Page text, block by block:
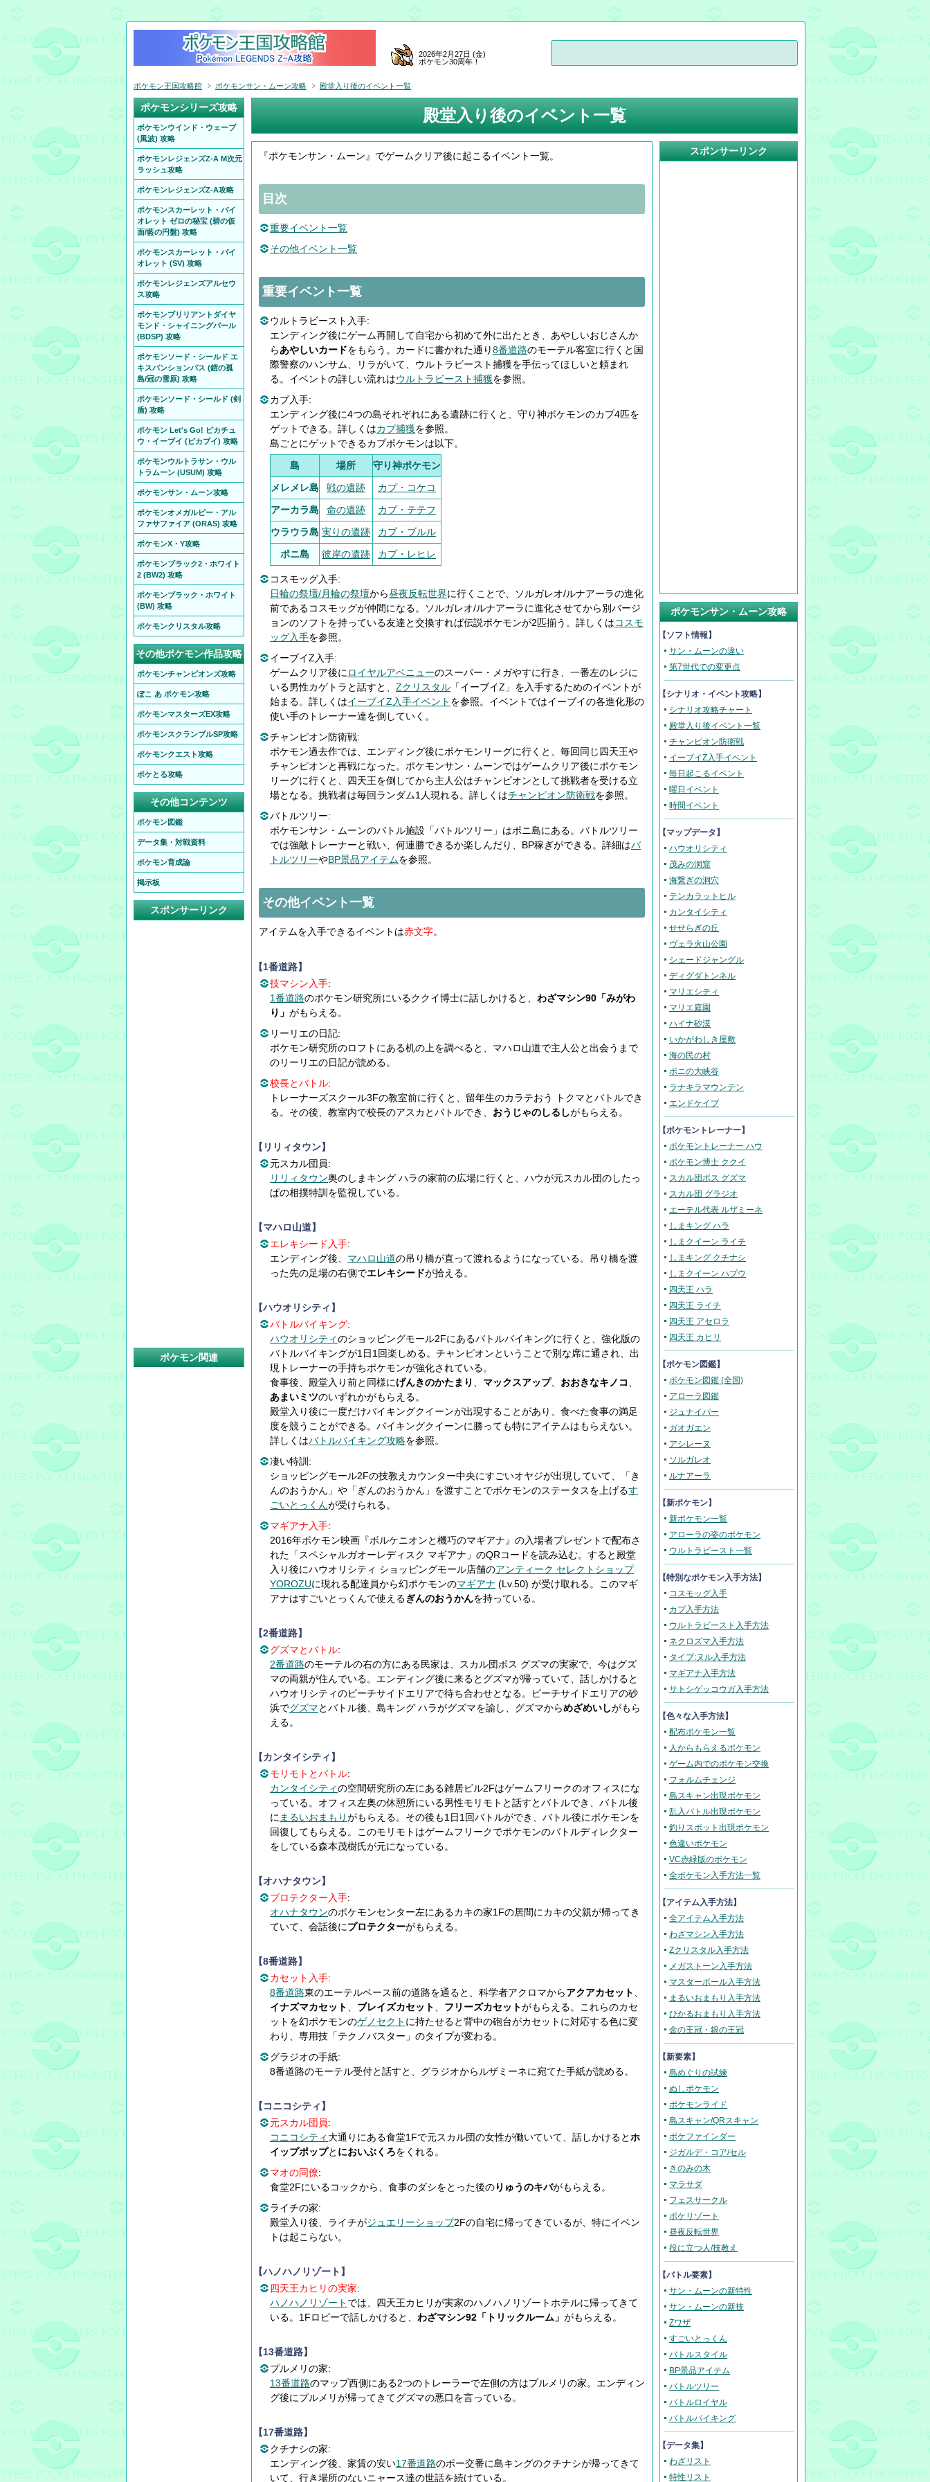
殿堂入り後のイベント一覧
『ポケモンサン・ムーン』でゲームクリア後に起こるイベント一覧。
目次
重要イベント一覧
その他イベント一覧
重要イベント一覧
ウルトラビースト入手:
エンディング後にゲーム再開して自宅から初めて外に出たとき、あやしいおじさんか
らあやしいカードをもらう。カードに書かれた通り8番道路のモーテル客室に行くと国
際警察のハンサム、リラがいて、ウルトラビースト捕獲を手伝ってほしいと頼まれ
る。イベントの詳しい流れはウルトラビースト捕獲を参照。
カプ入手:
エンディング後に4つの島それぞれにある遺跡に行くと、守り神ポケモンのカプ4匹を
ゲットできる。詳しくはカプ捕獲を参照。
島ごとにゲットできるカプポケモンは以下。
島
場所
守り神ポケモン
メレメレ島
戦の遺跡
カプ・コケコ
アーカラ島
命の遺跡
カプ・テテフ
ウラウラ島 実りの遺跡
カプ・ブルル
ポニ島
彼岸の遺跡 カプ・レヒレ
コスモッグ入手:
日輪の祭壇/月輪の祭壇から昼夜反転世界に行くことで、ソルガレオ/ルナアーラの進化
前であるコスモッグが仲間になる。ソルガレオ/ルナアーラに進化させてから別バージ
ョンのソフトを持っている友達と交換すれば伝説ポケモンが2匹揃う。詳しくはコスモ
ッグ入手を参照。
イーブイZ入手:
ゲームクリア後に ロイヤルアベニューのスーパー・メガやすに行き、一番左のレジに
いる男性カゲトラと話すと、 Zクリスタル 「イーブイZ」を入手するためのイベントが
始まる。詳しくはイーブイZ入手イベント を参照。イベントではイーブイの各進化形の
使い手のトレーナー達を倒していく。
チャンピオン防衛戦:
ポケモン過去作では、エンディング後にポケモンリーグに行くと、毎回同じ四天王や
チャンピオンと再戦になった。ポケモンサン・ムーンではゲームクリア後にポケモン
リーグに行くと、四天王を倒してから主人公はチャンピオンとして挑戦者を受ける立
場となる。挑戦者は毎回ランダム1人現れる。詳しくはチャンピオン防衛戦を参照。
バトルツリー:
ポケモンサン・ムーンのバトル施設「バトルツリー」はポニ島にある。バトルツリー
では強敵トレーナーと戦い、何連勝できるか楽しんだり、BP稼ぎができる。詳細はバ
トルツリーやBP景品アイテムを参照。
その他イベント一覧
アイテムを入手できるイベントは赤文字。
【1番道路】
技マシン入手:
1番道路のポケモン研究所にいるククイ博士に話しかけると、 わざマシン90「みがわ
り」 がもらえる。
リーリエの日記:
ポケモン研究所のロフトにある机の上を調べると、マハロ山道で主人公と出会うまで
のリーリエの日記が読める。
校長とバトル:
トレーナーズスクール3Fの教室前に行くと、留年生のカラテおう トクマとバトルでき
る。その後、教室内で校長のアスカとバトルでき、 おうじゃのしるしがもらえる。
【リリィタウン】
元スカル団員:
リリィタウン奥のしまキング ハラの家前の広場に行くと、ハウが元スカル団のしたっ
ぱの相撲特訓を監視している。
【マハロ山道】
エレキシード入手:
エンディング後、 マハロ山道の吊り橋が直って渡れるようになっている。吊り橋を渡
った先の足場の右側でエレキシードが拾える。
【ハウオリシティ】
バトルバイキング:
ハウオリシティのショッピングモール2Fにあるバトルバイキングに行くと、強化版の
バトルバイキングが1日1回楽しめる。チャンピオンということで別な席に通され、出
現トレーナーの手持ちポケモンが強化されている。
食事後、殿堂入り前と同様にげんきのかたまり マックスアップ、 おおきなキノコ
あまいミツのいずれかがもらえる。
殿堂入り後に一度だけバイキングクイーンが出現することがあり、食べた食事の満足
度を競うことができる。バイキングクイーンに勝っても特にアイテムはもらえない。
詳しくはバトルバイキング攻略を参照。
凄い特訓:
ショッピングモール2Fの技教えカウンター中央にすごいオヤジが出現していて、「き
んのおうかん」や「ぎんのおうかん」を渡すことでポケモンのステータスを上げるす
ごいとっくんが受けられる。
マギアナ入手:
2016年ポケモン映画『ボルケニオンと機巧のマギアナ』の入場者プレゼントで配布さ
れた「スペシャルガオーレディスク マギアナ」のQRコードを読み込む。すると殿堂
入り後にハウオリシティ ショッピングモール店舗のアンティーク セレクトショップ
YOROZUに現れる配達員から幻ポケモンのマギアナ (Lv.50) が受け取れる。このマギ
アナはすごいとっくんで使えるぎんのおうかんを持っている。
【2番道路】
グズマとバトル:
2番道路のモーテルの右の方にある民家は、スカル団ボス グズマの実家で、今はグズ
マの両親が住んでいる。エンディング後に来るとグズマが帰っていて、話しかけると
ハウオリシティのビーチサイドエリアで待ち合わせとなる。ビーチサイドエリアの砂
浜でグズマとバトル後、島キング ハラがグズマを諭し、グズマからめざめいしがもら
える。
【カンタイシティ】
モリモトとバトル:
カンタイシティの空間研究所の左にある雑居ビル2Fはゲームフリークのオフィスにな
っている。オフィス左奥の休憩所にいる男性モリモトと話すとバトルでき、バトル後
に まるいおまもりがもらえる。その後も1日1回バトルができ、バトル後にポケモンを
回復してもらえる。このモリモトはゲームフリークでポケモンのバトルディレクター
をしている森本茂樹氏が元になっている。
【オハナタウン】
プロテクター入手:
オハナタウンのポケモンセンター左にあるカキの家1Fの居間にカキの父親が帰ってき
ていて、会話後にプロテクターがもらえる。
【8番道路】
カセット入手:
8番道路東のエーテルベース前の道路を通ると、科学者アクロマからアクアカセット
イナズマカセット
ブレイズカセット フリーズカセットがもらえる。これらのカセ
ットを幻ポケモンのゲノセクト に持たせると背中の砲台がカセットに対応する色に変
わり、専用技「テクノバスター」のタイプが変わる。
グラジオの手紙:
8番道路のモーテル受付と話すと、グラジオからルザミーネに宛てた手紙が読める。
【コニコシティ】
元スカル団員:
コニコシティ 大通りにある食堂1Fで元スカル団の女性が働いていて、話しかけるとホ
イップポップと においぶくろをくれる。
マオの同僚:
食堂2Fにいるコックから、食事のダシをとった後のりゅうのキバがもらえる。
ライチの家:
殿堂入り後、ライチがジュエリーショップ2Fの自宅に帰ってきているが、特にイベン
トは起こらない。
【ハノハノリゾート】
四天王カヒリの実家:
ハノハノリゾート では、四天王カヒリが実家のハノハノリゾートホテルに帰ってきて
いる。1Fロビーで話しかけると、 わざマシン92「トリックルーム」 がもらえる。
【13番道路】
プルメリの家:
13番道路のマップ西側にある2つのトレーラーで左側の方はプルメリの家。エンディン
グ後にプルメリが帰ってきてグズマの悪口を言っている。
【17番道路】
クチナシの家:
エンディング後、家賃の安い17番道路のポー交番に島キングのクチナシが帰ってきて
いて、行き場所のないニャース達の世話を続けている。
スポンサーリンク
ポケモンサン・ムーン攻略
【ソフト情報】
サン・ムーンの違い
第7世代での変更点
【シナリオ・イベント攻略】
シナリオ攻略チャート
殿堂入り後イベント一覧
チャンピオン防衛戦
イーブイZ入手イベント
毎日起こるイベント
曜日イベント
時間イベント
【マップデータ】
ハウオリシティ
茂みの洞窟
海繋ぎの洞穴
テンカラットヒル
カンタイシティ
せせらぎの丘
ヴェラ火山公園
シェードジャングル
ディグダトンネル
マリエシティ
マリエ庭園
ハイナ砂漠
いかがわしき屋敷
海の民の村
ポニの大峡谷
ラナキラマウンテン
エンドケイブ
【ポケモントレーナー】
ポケモントレーナー ハウ
ポケモン博士 ククイ
スカル団ボス グズマ
スカル団 グラジオ
エーテル代表 ルザミーネ
しまキング ハラ
しまクイーン ライチ
しまキング クチナシ
しまクイーン ハプウ
四天王 ハラ
四天王 ライチ
四天王 アセロラ
四天王 カヒリ
【ポケモン図鑑】
ポケモン図鑑 (全国)
アローラ図鑑
ジュナイパー
ガオガエン
アシレーヌ
ソルガレオ
ルナアーラ
【新ポケモン】
新ポケモン一覧
アローラの姿のポケモン
ウルトラビースト一覧
【特別なポケモン入手方法】
コスモッグ入手
カプ入手方法
ウルトラビースト入手方法
ネクロズマ入手方法
タイプ:ヌル入手方法
マギアナ入手方法
サトシゲッコウガ入手方法
【色々な入手方法】
配布ポケモン一覧
人からもらえるポケモン
ゲーム内でのポケモン交換
フォルムチェンジ
島スキャン出現ポケモン
乱入バトル出現ポケモン
釣りスポット出現ポケモン
色違いポケモン
VC赤緑版のポケモン
全ポケモン入手方法一覧
【アイテム入手方法】
全アイテム入手方法
わざマシン入手方法
Zクリスタル入手方法
メガストーン入手方法
マスターボール入手方法
まるいおまもり入手方法
ひかるおまもり入手方法
金の王冠・銀の王冠
【新要素】
島めぐりの試練
ぬしポケモン
ポケモンライド
島スキャン/QRスキャン
ポケファインダー
ジガルデ・コア/セル
きのみの木
マラサダ
フェスサークル
ポケリゾート
昼夜反転世界
役に立つ人/技教え
【バトル要素】
サン・ムーンの新特性
サン・ムーンの新技
Zワザ
すごいとっくん
バトルスタイル
BP景品アイテム
バトルツリー
バトルロイヤル
バトルバイキング
【データ集】
わざリスト
特性リスト
2026年2月27日 (金)
ポケモン30周年！
ポケモン王国攻略館 ポケモンサン・ムーン攻略 殿堂入り後のイベント一覧
ポケモンシリーズ攻略
ポケモンウインド・ウェーブ
(風波) 攻略
ポケモンレジェンズZ-A M次元
ラッシュ攻略
ポケモンレジェンズZ-A攻略
ポケモンスカーレット・バイ
オレット ゼロの秘宝 (碧の仮
面/藍の円盤) 攻略
ポケモンスカーレット・バイ
オレット (SV) 攻略
ポケモンレジェンズアルセウ
ス攻略
ポケモンブリリアントダイヤ
モンド・シャイニングパール
(BDSP) 攻略
ポケモンソード・シールド エ
キスパンションパス (鎧の孤
島/冠の雪原) 攻略
ポケモンソード・シールド (剣
盾) 攻略
ポケモン Let's Go! ピカチュ
ウ・イーブイ (ピカブイ) 攻略
ポケモンウルトラサン・ウル
トラムーン (USUM) 攻略
ポケモンサン・ムーン攻略
ポケモンオメガルビー・アル
ファサファイア (ORAS) 攻略
ポケモンX・Y攻略
ポケモンブラック2・ホワイト
2 (BW2) 攻略
ポケモンブラック・ホワイト
(BW) 攻略
ポケモンクリスタル攻略
その他ポケモン作品攻略
ポケモンチャンピオンズ攻略
ぽこ あ ポケモン攻略
ポケモンマスターズEX攻略
ポケモンスクランブルSP攻略
ポケモンクエスト攻略
ポケとる攻略
その他コンテンツ
ポケモン図鑑
データ集・対戦資料
ポケモン育成論
掲示板
スポンサーリンク
ポケモン関連